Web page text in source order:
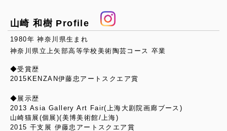
山崎 和樹 Profile
1980年 神奈川県生まれ
神奈川県立上矢部高等学校美術陶芸コース 卒業
◆受賞歴
2015KENZAN伊藤忠アートスクエア賞
◆展示歴
2013 Asia Gallery Art Fair(上海大剧院画廊ブース)
山崎猫展(個展)(美博美術館/上海)
2015 干支展 伊藤忠アートスクエア賞